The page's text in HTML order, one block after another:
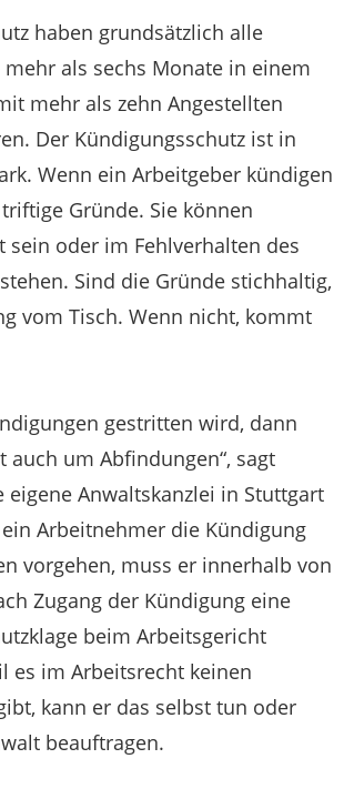
haben grundsätzlich alle
als sechs Monate in einem
mehr als zehn Angestellten
Der Kündigungsschutz ist in
Wenn ein Arbeitgeber kündigen
Gründe. Sie können
sein oder im Fehlverhalten des
Sind die Gründe stichhaltig,
vom Tisch. Wenn nicht, kommt
gestritten wird, dann
auch um Abfindungen“, sagt
eigene Anwaltskanzlei in Stuttgart
Arbeitnehmer die Kündigung
vorgehen, muss er innerhalb von
Zugang der Kündigung eine
beim Arbeitsgericht
es im Arbeitsrecht keinen
kann er das selbst tun oder
beauftragen.